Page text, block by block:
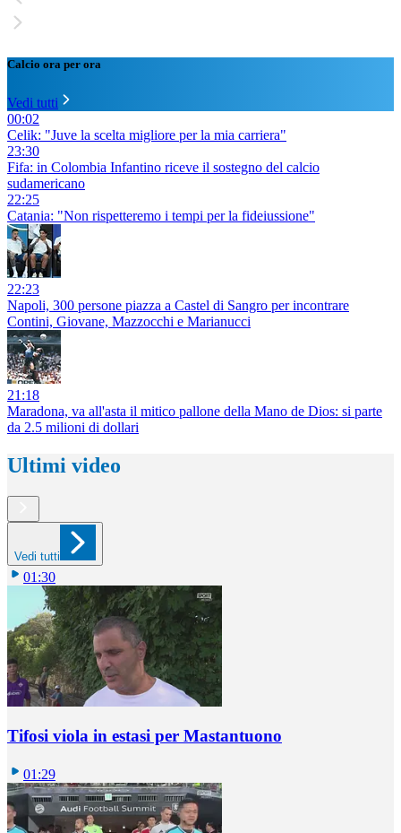
Calcio ora per ora
Vedi tutti
00:02
Celik: "Juve la scelta migliore per la mia carriera"
23:30
Fifa: in Colombia Infantino riceve il sostegno del calcio
sudamericano
22:25
Catania: "Non rispetteremo i tempi per la fideiussione"
22:23
Napoli, 300 persone piazza a Castel di Sangro per incontrare
Contini, Giovane, Mazzocchi e Marianucci
21:18
Maradona, va all'asta il mitico pallone della Mano de Dios: si parte
da 2.5 milioni di dollari
Ultimi video
Vedi tutti
01:30
Tifosi viola in estasi per Mastantuono
01:29